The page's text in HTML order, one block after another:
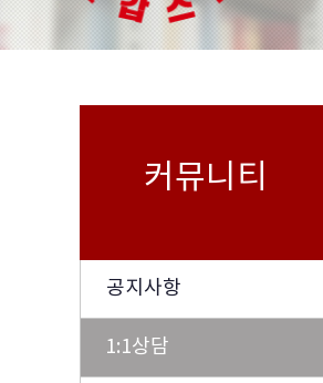
커뮤니티
공지사항
1:1상담